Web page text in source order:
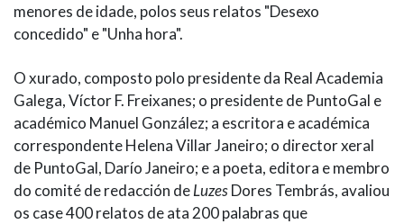
menores de idade, polos seus relatos "Desexo
concedido" e "Unha hora".
O xurado, composto polo presidente da Real Academia
Galega, Víctor F. Freixanes; o presidente de PuntoGal e
académico Manuel González; a escritora e académica
correspondente Helena Villar Janeiro; o director xeral
de PuntoGal, Darío Janeiro; e a poeta, editora e membro
do comité de redacción deLuzesDores Tembrás, avaliou
os case 400 relatos de ata 200 palabras que